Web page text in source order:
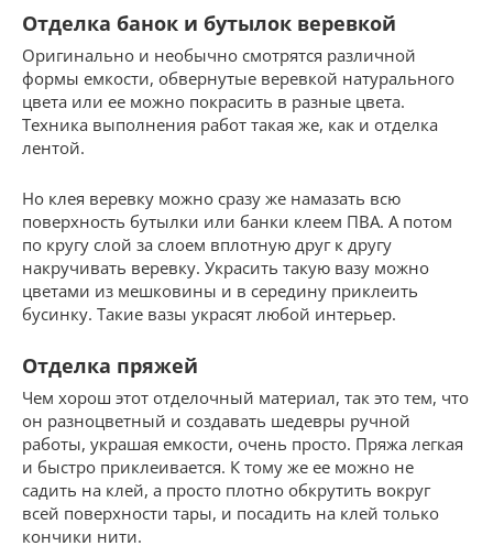
Отделка банок и бутылок веревкой
Оригинально и необычно смотрятся различной
формы емкости, обвернутые веревкой натурального
цвета или ее можно покрасить в разные цвета.
Техника выполнения работ такая же, как и отделка
лентой.
Но клея веревку можно сразу же намазать всю
поверхность бутылки или банки клеем ПВА. А потом
по кругу слой за слоем вплотную друг к другу
накручивать веревку. Украсить такую вазу можно
цветами из мешковины и в середину приклеить
бусинку. Такие вазы украсят любой интерьер.
Отделка пряжей
Чем хорош этот отделочный материал, так это тем, что
он разноцветный и создавать шедевры ручной
работы, украшая емкости, очень просто. Пряжа легкая
и быстро приклеивается. К тому же ее можно не
садить на клей, а просто плотно обкрутить вокруг
всей поверхности тары, и посадить на клей только
кончики нити.